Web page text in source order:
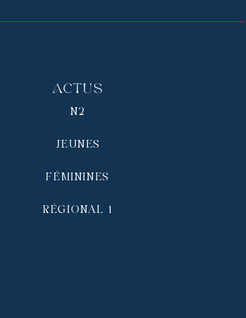
Actus
N2
JEUNES
FÉMININES
RÉGIONAL 1